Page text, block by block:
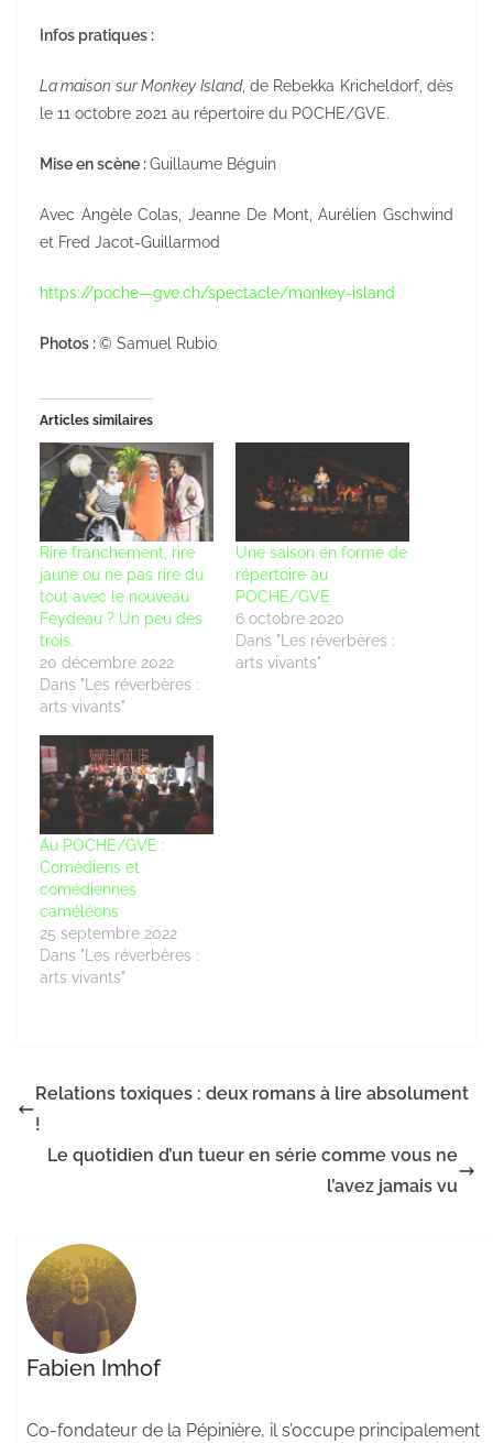
Infos pratiques :
La maison sur Monkey Island, de Rebekka Kricheldorf, dès
le 11 octobre 2021 au répertoire du POCHE/GVE.
Mise en scène :Guillaume Béguin
Avec Angèle Colas, Jeanne De Mont, Aurélien Gschwind
et Fred Jacot-Guillarmod
https://poche—gve.ch/spectacle/monkey-island
Photos :© Samuel Rubio
Articles similaires
Rire franchement, rire
jaune ou ne pas rire du
tout avec le nouveau
Feydeau ? Un peu des
trois.
20 décembre 2022
Dans "Les réverbères :
arts vivants"
Une saison en forme de
répertoire au
POCHE/GVE
6 octobre 2020
Dans "Les réverbères :
arts vivants"
Au POCHE/GVE :
Comédiens et
comédiennes
caméléons
25 septembre 2022
Dans "Les réverbères :
arts vivants"
Relations toxiques : deux romans à lire absolument
!
Le quotidien d’un tueur en série comme vous ne
l’avez jamais vu
Fabien Imhof
Co-fondateur de la Pépinière, il s’occupe principalement